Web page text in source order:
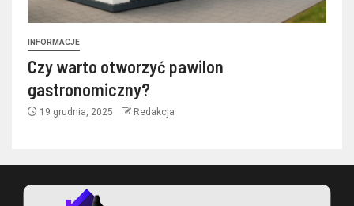
INFORMACJE
Czy warto otworzyć pawilon
gastronomiczny?
19 grudnia, 2025 Redakcja